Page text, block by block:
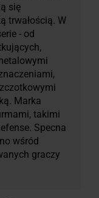
się
trwałością. W
- od
Marka
takimi
Specna
wśród
graczy